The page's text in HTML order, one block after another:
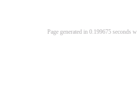
Page generated in 0.199675